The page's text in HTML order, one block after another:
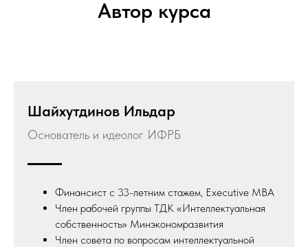
Автор курса
Шайхутдинов Ильдар
Основатель и идеолог ИФРБ
Финансист с 33-летним стажем, Executive MBA
Член рабочей группы ТДК «Интеллектуальная
собственность» Минэкономразвития
Член совета по вопросам интеллектуальной